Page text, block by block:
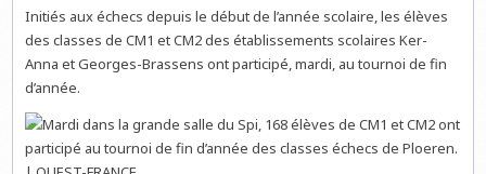
Initiés aux échecs depuis le début de l’année scolaire, les élèves
des classes de CM1 et CM2 des établissements scolaires Ker-
Anna et Georges-Brassens ont participé, mardi, au tournoi de fin
d’année.